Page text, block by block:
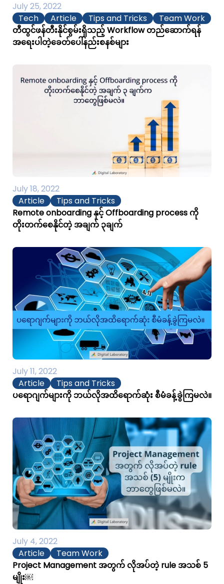
July 25, 2022
Tech
Article Tips and Tricks
Team Work
တီထွင်ဖန်တီးနိုင်စွမ်းရှိသည့် Workflow တည်ဆောက်ရန်
အရေးပါတဲ့ခေတ်ပေါ်နည်းစနစ်များ
July 18, 2022
Article
Tips and Tricks
Remote onboarding နှင့် Offboarding process ကို
တိုးတက်စေနိုင်တဲ့ အချက် ၃ချက်
July 11, 2022
Article
Tips and Tricks
ပရောဂျက်များကို ဘယ်လိုအထိရောက်ဆုံး စီမံခန့်ခွဲကြမလဲ။
July 4, 2022
Article
Team Work
Project Management အတွက် လိုအပ်တဲ့ rule အသစ် 5
မျိုး￼